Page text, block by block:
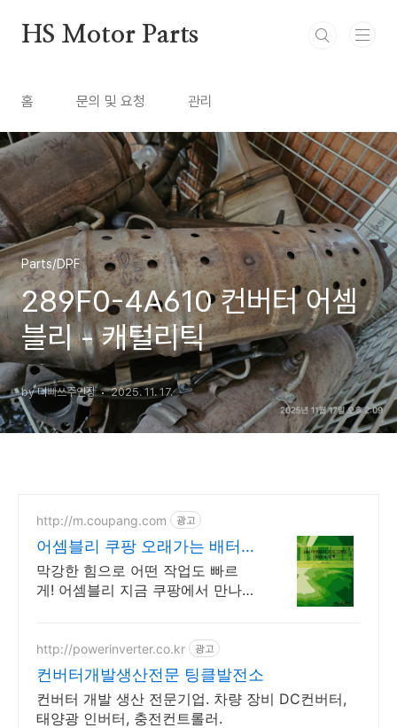
HS Motor Parts
홈 문의 및 요청 관리
Parts/DPF
289F0-4A610 컨버터 어셈
블리 - 캐털리틱
by 더빠쓰주인장 2025. 11. 17.
http://m.coupang.com 광고
어셈블리 쿠팡 오래가는 배터
리 효율
막강한 힘으로 어떤 작업도 빠르
게! 어셈블리 지금 쿠팡에서 만나
경험하세요.
http://powerinverter.co.kr 광고
컨버터개발생산전문 팅클발전소
컨버터 개발 생산 전문기업. 차량 장비 DC컨버터,
태양광 인버터, 충전컨트롤러.